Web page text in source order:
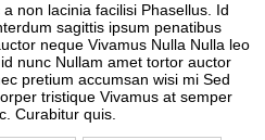
non lacinia facilisi Phasellus. Id
sagittis ipsum penatibus
neque Vivamus Nulla Nulla leo
nunc Nullam amet tortor auctor
pretium accumsan wisi mi Sed
tristique Vivamus at semper
Curabitur quis.